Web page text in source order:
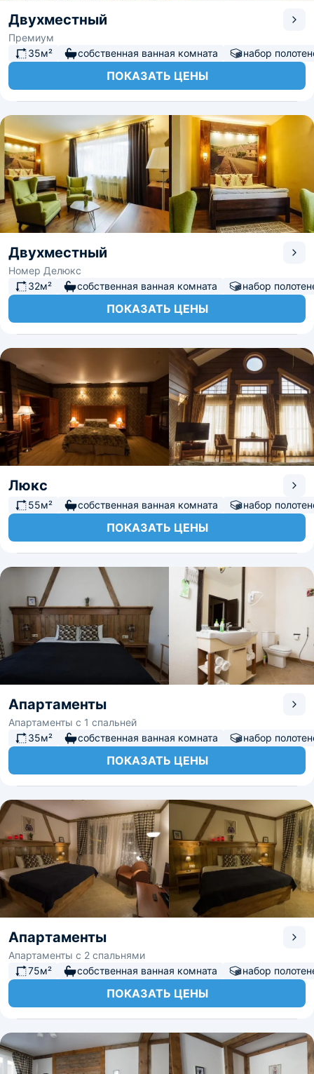
Двухместный
Премиум
35м²
собственная ванная комната набор
ПОКАЗАТЬ ЦЕНЫ
Двухместный
Номер Делюкс
32м²
собственная ванная комната набор
ПОКАЗАТЬ ЦЕНЫ
Люкс
55м² собственная ванная комната набор
ПОКАЗАТЬ ЦЕНЫ
Апартаменты
Апартаменты с 1 спальней
35м²
собственная ванная комната набор
ПОКАЗАТЬ ЦЕНЫ
Апартаменты
Апартаменты с 2 спальнями
75м²
собственная ванная комната набор
ПОКАЗАТЬ ЦЕНЫ